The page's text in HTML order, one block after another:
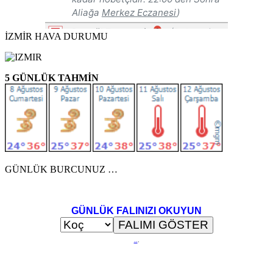
İZMİR HAVA DURUMU
5 GÜNLÜK TAHMİN
GÜNLÜK BURCUNUZ …
GÜNLÜK FALINIZI OKUYUN
...